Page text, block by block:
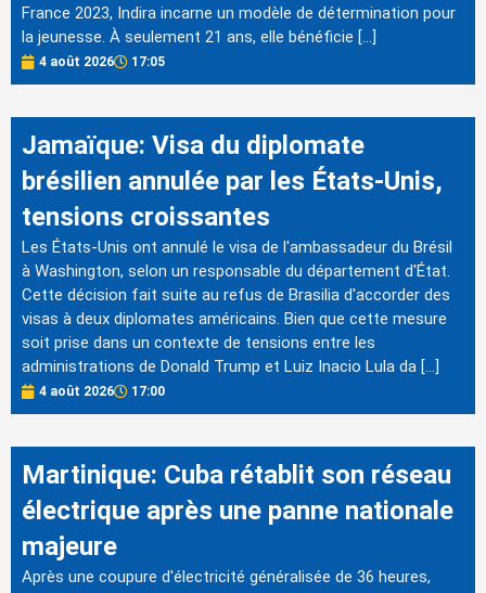
France 2023, Indira incarne un modèle de détermination pour
la jeunesse. À seulement 21 ans, elle bénéficie […]
4 août 2026 17:05
Jamaïque: Visa du diplomate
brésilien annulée par les États-Unis,
tensions croissantes
Les États-Unis ont annulé le visa de l'ambassadeur du Brésil
à Washington, selon un responsable du département d'État.
Cette décision fait suite au refus de Brasilia d'accorder des
visas à deux diplomates américains. Bien que cette mesure
soit prise dans un contexte de tensions entre les
administrations de Donald Trump et Luiz Inacio Lula da […]
4 août 2026 17:00
Martinique: Cuba rétablit son réseau
électrique après une panne nationale
majeure
Après une coupure d'électricité généralisée de 36 heures,